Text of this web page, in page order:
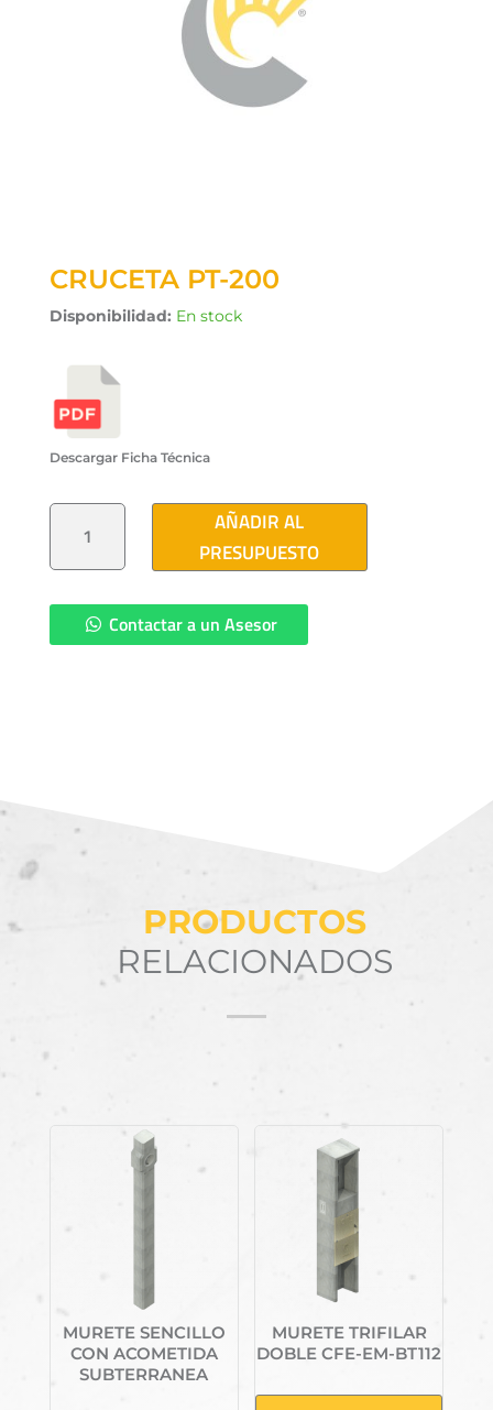
CRUCETA PT-200
Disponibilidad: En stock
Descargar Ficha Técnica
CRUCETA
AÑADIR AL
PRESUPUESTO
Contactar a un Asesor
PRODUCTOS
RELACIONADOS
MURETE SENCILLO
CON ACOMETIDA
SUBTERRANEA
MURETE TRIFILAR
DOBLE CFE-EM-BT112